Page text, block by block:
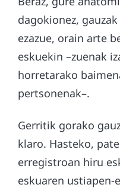
dagokionez,
ezazue, orain arte
eskuekin –zuenak
horretarako
pertsonenak–.
Gerritik gorako
klaro. Hasteko,
erregistroan hiru
eskuaren ustiapen-